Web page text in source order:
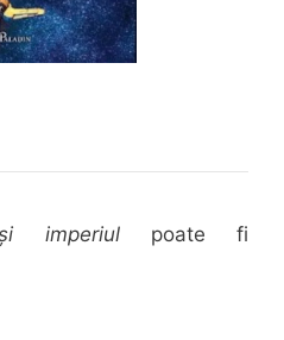
imperiulpoate fi